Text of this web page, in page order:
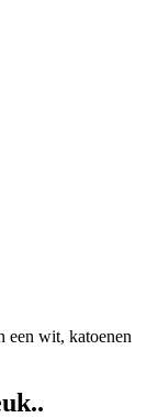
een wit, katoenen